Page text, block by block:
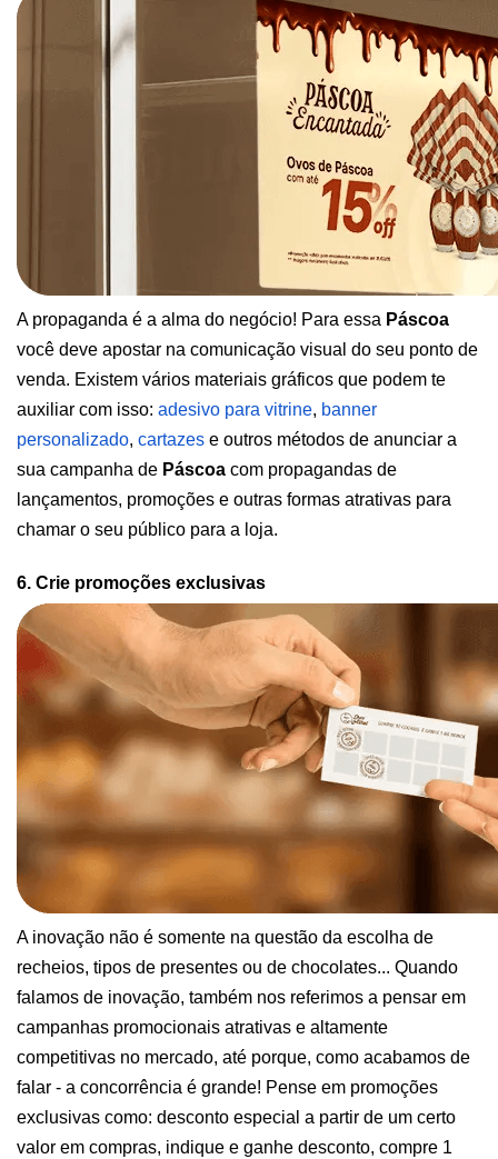
A propaganda é a alma do negócio! Para essa Páscoa
você deve apostar na comunicação visual do seu ponto de
venda. Existem vários materiais gráficos que podem te
auxiliar com isso: adesivo para vitrine, banner
personalizado, cartazes e outros métodos de anunciar a
sua campanha de Páscoa com propagandas de
lançamentos, promoções e outras formas atrativas para
chamar o seu público para a loja.
6. Crie promoções exclusivas
A inovação não é somente na questão da escolha de
recheios, tipos de presentes ou de chocolates... Quando
falamos de inovação, também nos referimos a pensar em
campanhas promocionais atrativas e altamente
competitivas no mercado, até porque, como acabamos de
falar - a concorrência é grande! Pense em promoções
exclusivas como: desconto especial a partir de um certo
valor em compras, indique e ganhe desconto, compre 1